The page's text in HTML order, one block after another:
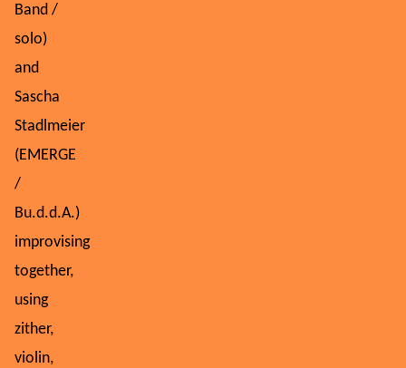
Band /
solo)
and
Sascha
Stadlmeier
(EMERGE
/
Bu.d.d.A.)
improvising
together,
using
zither,
violin,